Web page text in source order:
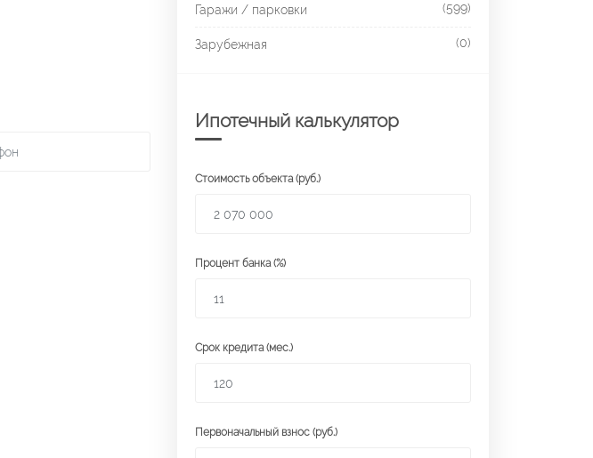
Гаражи / парковки (599)
Зарубежная (0)
Ипотечный калькулятор
Стоимость объекта (руб.)
Процент банка (%)
Срок кредита (мес.)
Первоначальный взнос (руб.)